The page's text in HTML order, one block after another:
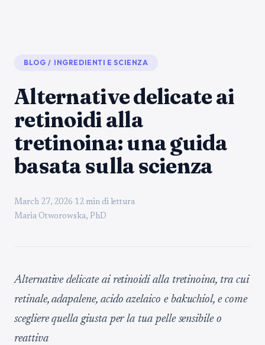
BLOG / INGREDIENTI E SCIENZA
Alternative delicate ai
retinoidi alla
tretinoina: una guida
basata sulla scienza
March 27, 2026· 12 min di lettura
Maria Otworowska, PhD
Alternative delicate ai retinoidi alla tretinoina, tra cui
retinale, adapalene, acido azelaico e bakuchiol, e come
scegliere quella giusta per la tua pelle sensibile o
reattiva